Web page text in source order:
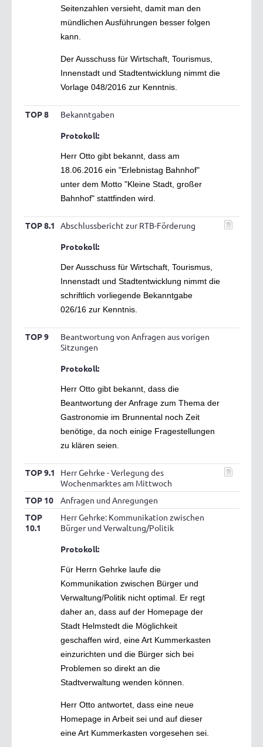
Seitenzahlen versieht, damit man den
mündlichen Ausführungen besser folgen
kann.
Der Ausschuss für Wirtschaft, Tourismus,
Innenstadt und Stadtentwicklung nimmt die
Vorlage 048/2016 zur Kenntnis.
TOP 8
Bekanntgaben
Protokoll:
Herr Otto gibt bekannt, dass am
18.06.2016 ein "Erlebnistag Bahnhof"
unter dem Motto "Kleine Stadt, großer
Bahnhof" stattfinden wird.
TOP 8.1
Abschlussbericht zur RTB-Förderung
Protokoll:
Der Ausschuss für Wirtschaft, Tourismus,
Innenstadt und Stadtentwicklung nimmt die
schriftlich vorliegende Bekanntgabe
026/16 zur Kenntnis.
TOP 9
Beantwortung von Anfragen aus vorigen
Sitzungen
Protokoll:
Herr Otto gibt bekannt, dass die
Beantwortung der Anfrage zum Thema der
Gastronomie im Brunnental noch Zeit
benötige, da noch einige Fragestellungen
zu klären seien.
TOP 9.1
Herr Gehrke - Verlegung des
Wochenmarktes am Mittwoch
TOP 10
Anfragen und Anregungen
TOP
10.1
Herr Gehrke: Kommunikation zwischen
Bürger und Verwaltung/Politik
Protokoll:
Für Herrn Gehrke laufe die
Kommunikation zwischen Bürger und
Verwaltung/Politik nicht optimal. Er regt
daher an, dass auf der Homepage der
Stadt Helmstedt die Möglichkeit
geschaffen wird, eine Art Kummerkasten
einzurichten und die Bürger sich bei
Problemen so direkt an die
Stadtverwaltung wenden können.
Herr Otto antwortet, dass eine neue
Homepage in Arbeit sei und auf dieser
eine Art Kummerkasten vorgesehen sei.